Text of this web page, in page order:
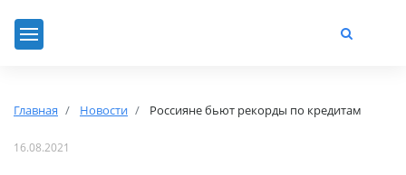
Главная Новости Россияне бьют рекорды по кредитам
16.08.2021